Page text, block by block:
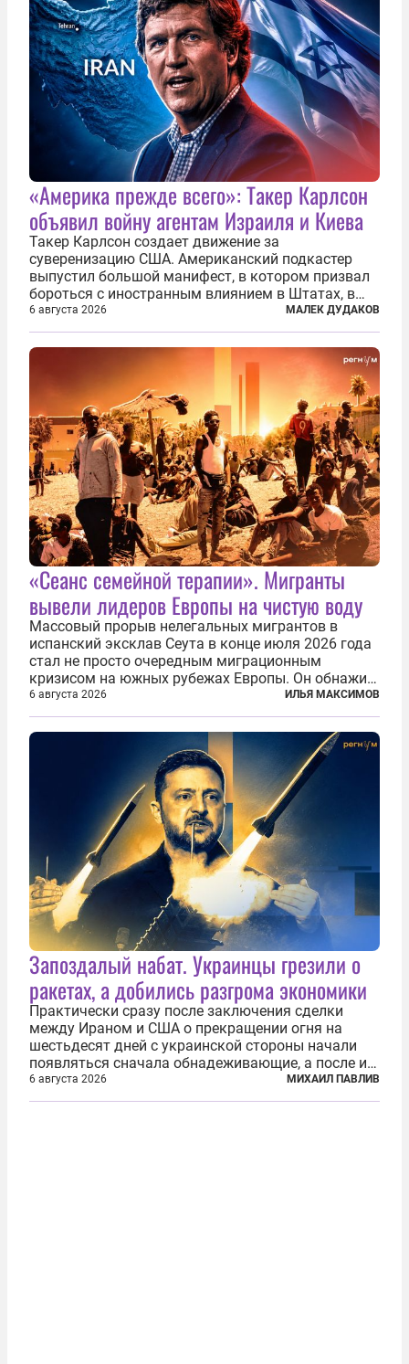
«Америка прежде всего»: Такер Карлсон
объявил войну агентам Израиля и Киева
Такер Карлсон создает движение за
суверенизацию США. Американский подкастер
выпустил большой манифест, в котором призвал
бороться с иностранным влиянием в Штатах, в
первую очередь имея в виду Израиль. А также
прекратить заморские войны, выплатить
репарации Ирану, остановить прием мигрантов...
6 августа 2026 МАЛЕК ДУДАКОВ
«Сеанс семейной терапии». Мигранты
вывели лидеров Европы на чистую воду
Массовый прорыв нелегальных мигрантов в
испанский эксклав Сеута в конце июля 2026 года
стал не просто очередным миграционным
кризисом на южных рубежах Европы. Он обнажил
фундаментальный раскол внутри Евросоюза,
продемонстрировав, что десятилетиями
выстраивавшаяся миграционная политика ЕС
6 августа 2026 ИЛЬЯ МАКСИМОВ
Запоздалый набат. Украинцы грезили о
ракетах, а добились разгрома экономики
Практически сразу после заключения сделки
между Ираном и США о прекращении огня на
шестьдесят дней с украинской стороны начали
появляться сначала обнадеживающие, а после и
вовсе бравурные заявления про некий «перелом»
в войне. Вероятно, в сознании первых лиц
6 августа 2026 МИХАИЛ ПАВЛИВ